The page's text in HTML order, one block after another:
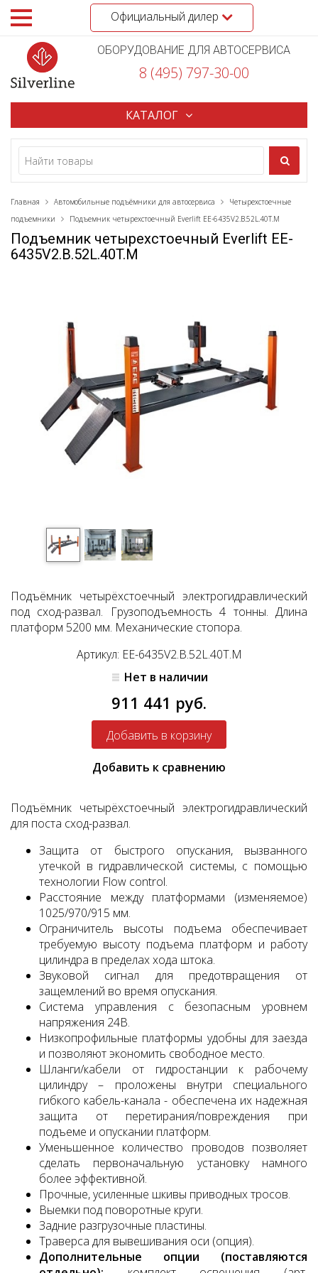
Официальный дилер
ОБОРУДОВАНИЕ ДЛЯ АВТОСЕРВИСА
8 (495) 797-30-00
КАТАЛОГ
Главная Автомобильные подъёмники для автосервиса
Четырехстоечные
подъемники
Подъемник четырехстоечный Everlift EE-6435V2.B.52L.40T.M
Подъемник четырехстоечный Everlift EE-
6435V2.B.52L.40T.M
Подъёмник четырёхстоечный электрогидравлический
под сход-развал. Грузоподъемность 4 тонны. Длина
платформ 5200 мм. Механические стопора.
Артикул: EE-6435V2.B.52L.40T.M
Нет в наличии
911 441 руб.
Добавить к сравнению
Подъёмник четырёхстоечный электрогидравлический
для поста сход-развал.
Защита от быстрого опускания, вызванного
утечкой в гидравлической системы, с помощью
технологии Flow control.
Расстояние между платформами (изменяемое)
1025/970/915 мм.
Ограничитель высоты подъема обеспечивает
требуемую высоту подъема платформ и работу
цилиндра в пределах хода штока.
Звуковой сигнал для предотвращения от
защемлений во время опускания.
Система управления с безопасным уровнем
напряжения 24В.
Низкопрофильные платформы удобны для заезда
и позволяют экономить свободное место.
Шланги/кабели от гидростанции к рабочему
цилиндру – проложены внутри специального
гибкого кабель-канала - обеспечена их надежная
защита от перетирания/повреждения при
подъеме и опускании платформ.
Уменьшенное количество проводов позволяет
сделать первоначальную установку намного
более эффективной.
Прочные, усиленные шкивы приводных тросов.
Выемки под поворотные круги.
Задние разгрузочные пластины.
Траверса для вывешивания оси (опция).
Дополнительные опции (поставляются